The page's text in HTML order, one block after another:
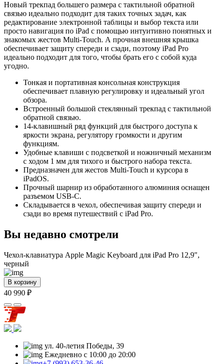
Новый трекпад большего размера с тактильной обратной
связью идеально подходит для таких точных задач, как
редактирование электронной таблицы и выбор текста или
просто навигация по iPad с помощью интуитивно понятных и
знакомых жестов Multi-Touch. А прочная внешняя крышка
обеспечивает защиту спереди и сзади, поэтому iPad Pro
идеально подходит для того, чтобы брать его с собой куда
угодно.
Тонкая и портативная консольная конструкция
обеспечивает плавную регулировку и идеальный угол
обзора.
Встроенный большой стеклянный трекпад с тактильной
обратной связью.
14-клавишный ряд функций для быстрого доступа к
яркости экрана, регулятору громкости и другим
функциям.
Удобные клавиши с подсветкой и ножничный механизм
с ходом 1 мм для тихого и быстрого набора текста.
Предназначен для жестов Multi-Touch и курсора в
iPadOS.
Прочный шарнир из обработанного алюминия оснащен
разъемом USB‑C.
Складывается в чехол, обеспечивая защиту спереди и
сзади во время путешествий с iPad Pro.
Вы недавно смотрели
Чехол-клавиатура Apple Magic Keyboard для iPad Pro 12,9",
черный
В корзину
40 990 ₽
ул. 40-летия Победы, 39
Ежедневно с 10:00 до 20:00